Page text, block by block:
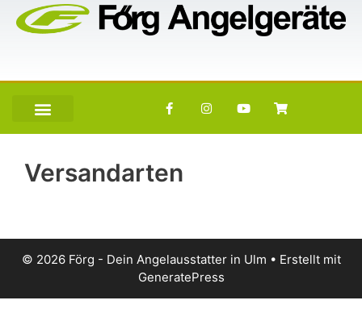
Versandarten
© 2026 Förg - Dein Angelausstatter in Ulm • Erstellt mit
GeneratePress